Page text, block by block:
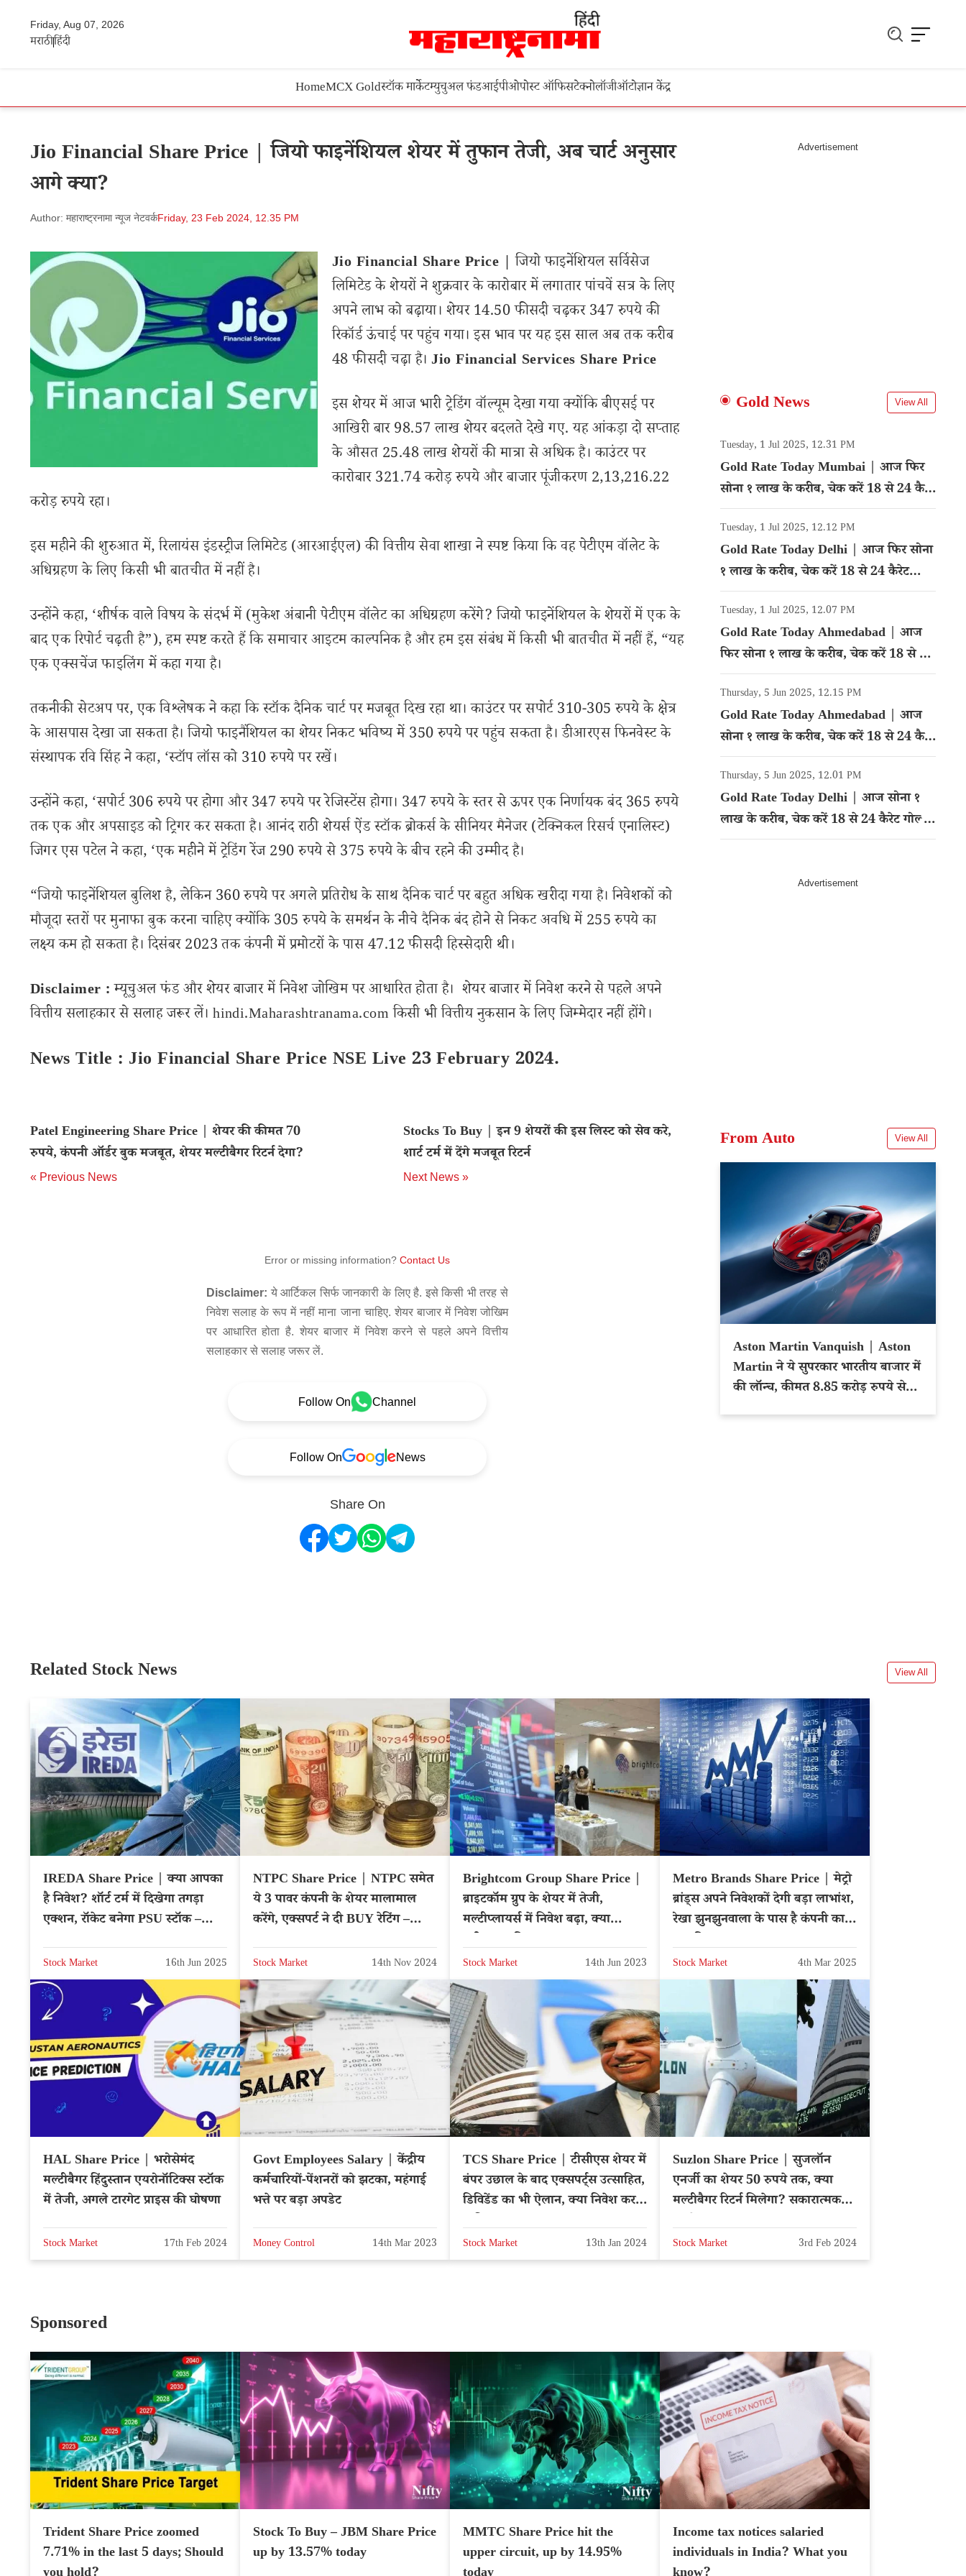
Friday, Aug 07, 2026
मराठीहिंदी
HomeMCX Goldस्टॉक मार्केटम्युचुअल फंडआईपीओपोस्ट ऑफिसटेक्नोलॉजीऑटोज्ञान केंद्र
Jio Financial Share Price | जियो फाइनेंशियल शेयर में तुफान तेजी, अब चार्ट अनुसार
आगे क्या?
Author: महाराष्ट्रनामा न्यूज नेटवर्कFriday, 23 Feb 2024, 12.35 PM
Jio Financial Share Price | जियो फाइनेंशियल सर्विसेज
लिमिटेड के शेयरों ने शुक्रवार के कारोबार में लगातार पांचवें सत्र के लिए
अपने लाभ को बढ़ाया। शेयर 14.50 फीसदी चढ़कर 347 रुपये की
रिकॉर्ड ऊंचाई पर पहुंच गया। इस भाव पर यह इस साल अब तक करीब
48 फीसदी चढ़ा है। Jio Financial Services Share Price
इस शेयर में आज भारी ट्रेडिंग वॉल्यूम देखा गया क्योंकि बीएसई पर
आखिरी बार 98.57 लाख शेयर बदलते देखे गए. यह आंकड़ा दो सप्ताह
के औसत 25.48 लाख शेयरों की मात्रा से अधिक है। काउंटर पर
कारोबार 321.74 करोड़ रुपये और बाजार पूंजीकरण 2,13,216.22
करोड़ रुपये रहा।
इस महीने की शुरुआत में, रिलायंस इंडस्ट्रीज लिमिटेड (आरआईएल) की वित्तीय सेवा शाखा ने स्पष्ट किया कि वह पेटीएम वॉलेट के
अधिग्रहण के लिए किसी भी बातचीत में नहीं है।
उन्होंने कहा, ‘शीर्षक वाले विषय के संदर्भ में (मुकेश अंबानी पेटीएम वॉलेट का अधिग्रहण करेंगे? जियो फाइनेंशियल के शेयरों में एक के
बाद एक रिपोर्ट चढ़ती है”), हम स्पष्ट करते हैं कि समाचार आइटम काल्पनिक है और हम इस संबंध में किसी भी बातचीत में नहीं हैं, “यह
एक एक्सचेंज फाइलिंग में कहा गया है।
तकनीकी सेटअप पर, एक विश्लेषक ने कहा कि स्टॉक दैनिक चार्ट पर मजबूत दिख रहा था। काउंटर पर सपोर्ट 310-305 रुपये के क्षेत्र
के आसपास देखा जा सकता है। जियो फाइनैंशियल का शेयर निकट भविष्य में 350 रुपये पर पहुंच सकता है। डीआरएस फिनवेस्ट के
संस्थापक रवि सिंह ने कहा, ‘स्टॉप लॉस को 310 रुपये पर रखें।
उन्होंने कहा, ‘सपोर्ट 306 रुपये पर होगा और 347 रुपये पर रेजिस्टेंस होगा। 347 रुपये के स्तर से ऊपर एक निर्णायक बंद 365 रुपये
तक एक और अपसाइड को ट्रिगर कर सकता है। आनंद राठी शेयर्स ऐंड स्टॉक ब्रोकर्स के सीनियर मैनेजर (टेक्निकल रिसर्च एनालिस्ट)
जिगर एस पटेल ने कहा, ‘एक महीने में ट्रेडिंग रेंज 290 रुपये से 375 रुपये के बीच रहने की उम्मीद है।
“जियो फाइनेंशियल बुलिश है, लेकिन 360 रुपये पर अगले प्रतिरोध के साथ दैनिक चार्ट पर बहुत अधिक खरीदा गया है। निवेशकों को
मौजूदा स्तरों पर मुनाफा बुक करना चाहिए क्योंकि 305 रुपये के समर्थन के नीचे दैनिक बंद होने से निकट अवधि में 255 रुपये का
लक्ष्य कम हो सकता है। दिसंबर 2023 तक कंपनी में प्रमोटरों के पास 47.12 फीसदी हिस्सेदारी थी।
Disclaimer :म्यूचुअल फंड और शेयर बाजार में निवेश जोखिम पर आधारित होता है। शेयर बाजार में निवेश करने से पहले अपने
वित्तीय सलाहकार से सलाह जरूर लें। hindi.Maharashtranama.com किसी भी वित्तीय नुकसान के लिए जिम्मेदार नहीं होंगे।
News Title : Jio Financial Share Price NSE Live 23 February 2024.
Patel Engineering Share Price | शेयर की कीमत 70
रुपये, कंपनी ऑर्डर बुक मजबूत, शेयर मल्टीबैगर रिटर्न देगा?
« Previous News
Stocks To Buy | इन 9 शेयरों की इस लिस्ट को सेव करे,
शार्ट टर्म में देंगे मजबूत रिटर्न
Next News »
Error or missing information? Contact Us
Disclaimer: ये आर्टिकल सिर्फ जानकारी के लिए है. इसे किसी भी तरह से
निवेश सलाह के रूप में नहीं माना जाना चाहिए. शेयर बाजार में निवेश जोखिम
पर आधारित होता है. शेयर बाजार में निवेश करने से पहले अपने वित्तीय
सलाहकार से सलाह जरूर लें.
Follow On Channel
Follow On News
Share On
Gold News View All
Tuesday, 1 Jul 2025, 12.31 PM
Gold Rate Today Mumbai | आज फिर
सोना १ लाख के करीब, चेक करें 18 से 24 कैरेट
गोल्ड का रेट
Tuesday, 1 Jul 2025, 12.12 PM
Gold Rate Today Delhi | आज फिर सोना
१ लाख के करीब, चेक करें 18 से 24 कैरेट
गोल्ड का रेट
Tuesday, 1 Jul 2025, 12.07 PM
Gold Rate Today Ahmedabad | आज
फिर सोना १ लाख के करीब, चेक करें 18 से 24
कैरेट गोल्ड का रेट
Thursday, 5 Jun 2025, 12.15 PM
Gold Rate Today Ahmedabad | आज
सोना १ लाख के करीब, चेक करें 18 से 24 कैरेट
गोल्ड का रेट
Thursday, 5 Jun 2025, 12.01 PM
Gold Rate Today Delhi | आज सोना १
लाख के करीब, चेक करें 18 से 24 कैरेट गोल्ड
का रेट
From Auto View All
Aston Martin Vanquish | Aston
Martin ने ये सुपरकार भारतीय बाजार में
की लॉन्च, कीमत 8.85 करोड़ रुपये से
Related Stock News View All
IREDA Share Price | क्या आपका
है निवेश? शॉर्ट टर्म में दिखेगा तगड़ा
एक्शन, रॉकेट बनेगा PSU स्टॉक –
Stock Market 16th Jun 2025
NTPC Share Price | NTPC समेत
ये 3 पावर कंपनी के शेयर मालामाल
करेंगे, एक्सपर्ट ने दी BUY रेटिंग –
Stock Market 14th Nov 2024
Brightcom Group Share Price |
ब्राइटकॉम ग्रुप के शेयर में तेजी,
मल्टीप्लायर्स में निवेश बढ़ा, क्या
Stock Market 14th Jun 2023
Metro Brands Share Price | मेट्रो
ब्रांड्स अपने निवेशकों देगी बड़ा लाभांश,
रेखा झुनझुनवाला के पास है कंपनी का
Stock Market 4th Mar 2025
HAL Share Price | भरोसेमंद
मल्टीबैगर हिंदुस्तान एयरोनॉटिक्स स्टॉक
में तेजी, अगले टारगेट प्राइस की घोषणा
Stock Market 17th Feb 2024
Govt Employees Salary | केंद्रीय
कर्मचारियों-पेंशनरों को झटका, महंगाई
भत्ते पर बड़ा अपडेट
Money Control 14th Mar 2023
TCS Share Price | टीसीएस शेयर में
बंपर उछाल के बाद एक्सपर्ट्स उत्साहित,
डिविडेंड का भी ऐलान, क्या निवेश करना
Stock Market 13th Jan 2024
Suzlon Share Price | सुजलॉन
एनर्जी का शेयर 50 रुपये तक, क्या
मल्टीबैगर रिटर्न मिलेगा? सकारात्मक
Stock Market 3rd Feb 2024
Sponsored
Trident Share Price zoomed
7.71% in the last 5 days; Should
Stock To Buy – JBM Share Price
up by 13.57% today
MMTC Share Price hit the
upper circuit, up by 14.95%
Income tax notices salaried
individuals in India? What you